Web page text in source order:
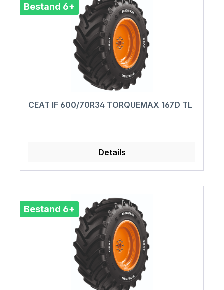
Bestand 6+
CEAT IF 600/70R34 TORQUEMAX 167D TL
Details
Bestand 6+